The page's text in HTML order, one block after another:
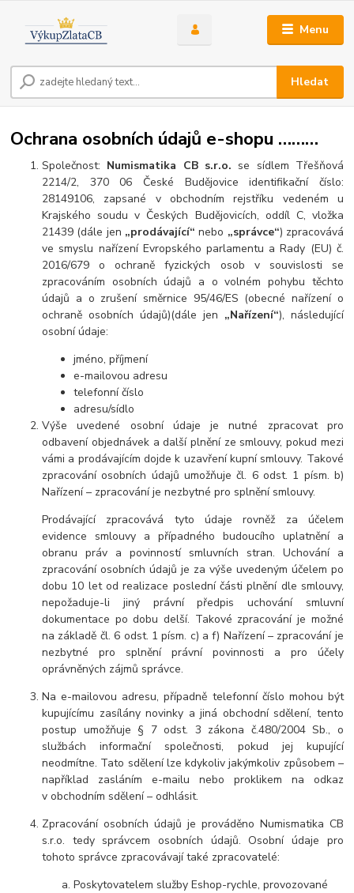
Menu
Hledat
Ochrana osobních údajů e-shopu ………
Společnost: Numismatika CB s.r.o. se sídlem Třešňová
2214/2, 370 06 České Budějovice identifikační číslo:
28149106, zapsané v obchodním rejstříku vedeném u
Krajského soudu v Českých Budějovicích, oddíl C, vložka
21439 (dále jen „prodávající“ nebo „správce“) zpracovává
ve smyslu nařízení Evropského parlamentu a Rady (EU) č.
2016/679 o ochraně fyzických osob v souvislosti se
zpracováním osobních údajů a o volném pohybu těchto
údajů a o zrušení směrnice 95/46/ES (obecné nařízení o
ochraně osobních údajů)(dále jen „Nařízení“), následující
osobní údaje:
jméno, příjmení
e-mailovou adresu
telefonní číslo
adresu/sídlo
Výše uvedené osobní údaje je nutné zpracovat pro
odbavení objednávek a další plnění ze smlouvy, pokud mezi
vámi a prodávajícím dojde k uzavření kupní smlouvy. Takové
zpracování osobních údajů umožňuje čl. 6 odst. 1 písm. b)
Nařízení – zpracování je nezbytné pro splnění smlouvy.
Prodávající zpracovává tyto údaje rovněž za účelem
evidence smlouvy a případného budoucího uplatnění a
obranu práv a povinností smluvních stran. Uchování a
zpracování osobních údajů je za výše uvedeným účelem po
dobu 10 let od realizace poslední části plnění dle smlouvy,
nepožaduje-li jiný právní předpis uchování smluvní
dokumentace po dobu delší. Takové zpracování je možné
na základě čl. 6 odst. 1 písm. c) a f) Nařízení – zpracování je
nezbytné pro splnění právní povinnosti a pro účely
oprávněných zájmů správce.
Na e-mailovou adresu, případně telefonní číslo mohou být
kupujícímu zasílány novinky a jiná obchodní sdělení, tento
postup umožňuje § 7 odst. 3 zákona č.480/2004 Sb., o
službách informační společnosti, pokud jej kupující
neodmítne. Tato sdělení lze kdykoliv jakýmkoliv způsobem –
například zasláním e-mailu nebo proklikem na odkaz
v obchodním sdělení – odhlásit.
Zpracování osobních údajů je prováděno Numismatika CB
s.r.o. tedy správcem osobních údajů. Osobní údaje pro
tohoto správce zpracovávají také zpracovatelé:
Poskytovatelem služby Eshop-rychle, provozované